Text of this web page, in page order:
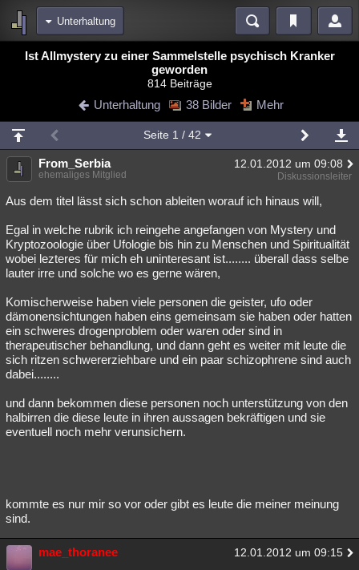
Unterhaltung
Bereiche
Blogs
Wiki Neuigkeiten
meine Rubriken
Menschen Wissenschaft Politik Mystery Kriminalfälle
Spiritualität
weitere Rubriken
Philosophie Träume Orte Esoterik Literatur
Astronomie Helpdesk Gaming Filme
Musik Clash Verbesserungen Allmystery
Übersichten
Besucht
Lesenswert Schlüsselwörter
Ist Allmystery zu einer Sammelstelle psychisch Kranker
geworden
814 Beiträge
Unterhaltung 38 Bilder Mehr
Seite 1 / 42
From_Serbia 12.01.2012 um 09:08
ehemaliges Mitglied Diskussionsleiter
Aus dem titel lässt sich schon ableiten worauf ich hinaus will,
Egal in welche rubrik ich reingehe angefangen von Mystery und
Kryptozoologie über Ufologie bis hin zu Menschen und Spiritualität
wobei lezteres für mich eh uninteresant ist........ überall dass selbe
lauter irre und solche wo es gerne wären,
Komischerweise haben viele personen die geister, ufo oder
dämonensichtungen haben eins gemeinsam sie haben oder hatten
ein schweres drogenproblem oder waren oder sind in
therapeutischer behandlung, und dann geht es weiter mit leute die
sich ritzen schwererziehbare und ein paar schizophrene sind auch
dabei........
und dann bekommen diese personen noch unterstützung von den
halbirren die diese leute in ihren aussagen bekräftigen und sie
eventuell noch mehr verunsichern.
kommte es nur mir so vor oder gibt es leute die meiner meinung
sind.
mae_thoranee 12.01.2012 um 09:15